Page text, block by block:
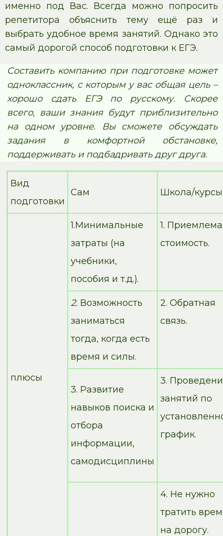
именно под Вас. Всегда можно попросить
репетитора объяснить тему ещё раз и
выбрать удобное время занятий. Однако это
самый дорогой способ подготовки к ЕГЭ.
Составить компанию при подготовке может
одноклассник, с которым у вас общая цель –
хорошо сдать ЕГЭ по русскому. Скорее
всего, ваши знания будут приблизительно
на одном уровне. Вы сможете обсуждать
задания в комфортной обстановке,
поддерживать и подбадривать друг друга.
Вид
подготовки
Сам Школа/курсы
плюсы
1.Минимальные
затраты (на
учебники,
пособия и т.д.).
1.
стоимость.
2. Возможность
заниматься
тогда, когда есть
время и силы.
2. Обратная
связь.
3. Развитие
навыков поиска и
отбора
информации,
самодисциплины
3.
занятий по
график.
4. Не нужно
тратить
на дорогу.